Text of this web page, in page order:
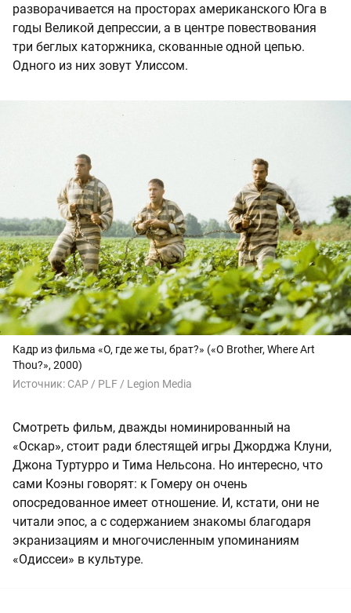
разворачивается на просторах американского Юга в
годы Великой депрессии, а в центре повествования
три беглых каторжника, скованные одной цепью.
Одного из них зовут Улиссом.
Кадр из фильма «О, где же ты, брат?» («O Brother, Where Art
Thou?», 2000)
Источник: CAP / PLF / Legion Media
Смотреть фильм, дважды номинированный на
«Оскар», стоит ради блестящей игры Джорджа Клуни,
Джона Туртурро и Тима Нельсона. Но интересно, что
сами Коэны говорят: к Гомеру он очень
опосредованное имеет отношение. И, кстати, они не
читали эпос, а с содержанием знакомы благодаря
экранизациям и многочисленным упоминаниям
«Одиссеи» в культуре.